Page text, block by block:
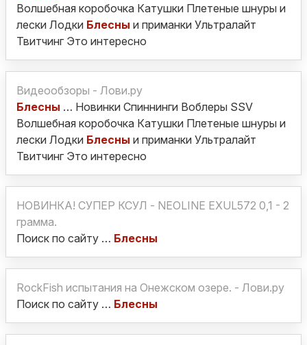
Волшебная коробочка Катушки Плетеные шнуры и
лески Лодки Блесны и приманки Ультралайт
Твитчинг Это интересно
Видеообзоры - Лови.ру
Блесны … Новинки Спиннинги Воблеры SSV
Волшебная коробочка Катушки Плетеные шнуры и
лески Лодки Блесны и приманки Ультралайт
Твитчинг Это интересно
НОВИНКА! СУПЕР КСУЛ - NEOLINE EXUL572 0,1 - 2
грамма.
Поиск по сайту … Блесны
RockFish испытания на Онежском озере. - Лови.ру
Поиск по сайту … Блесны